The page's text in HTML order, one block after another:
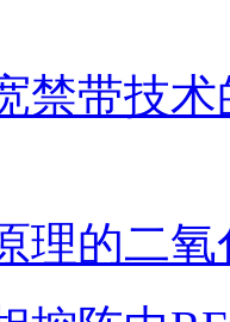
禁带技
理的二